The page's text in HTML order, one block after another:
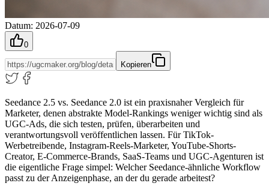
Datum: 2026-07-09
0
Kopieren
Seedance 2.5 vs. Seedance 2.0 ist ein praxisnaher Vergleich für
Marketer, denen abstrakte Model-Rankings weniger wichtig sind als
UGC-Ads, die sich testen, prüfen, überarbeiten und
verantwortungsvoll veröffentlichen lassen. Für TikTok-
Werbetreibende, Instagram-Reels-Marketer, YouTube-Shorts-
Creator, E-Commerce-Brands, SaaS-Teams und UGC-Agenturen ist
die eigentliche Frage simpel: Welcher Seedance-ähnliche Workflow
passt zu der Anzeigenphase, an der du gerade arbeitest?